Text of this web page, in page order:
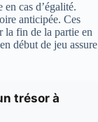
cas d’égalité.
anticipée. Ces
la fin de la partie en
début de jeu assure
trésor à